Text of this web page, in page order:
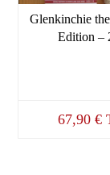
Glenkinchie
Edition –
67,90€